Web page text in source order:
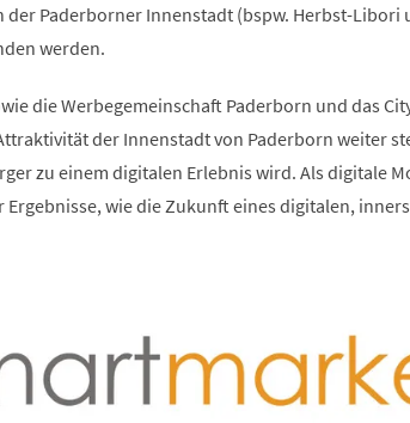
der Paderborner Innenstadt (bspw. Herbst-Libori
werden.
die Werbegemeinschaft Paderborn und das
der Innenstadt von Paderborn weiter
zu einem digitalen Erlebnis wird. Als digitale
wie die Zukunft eines digitalen,